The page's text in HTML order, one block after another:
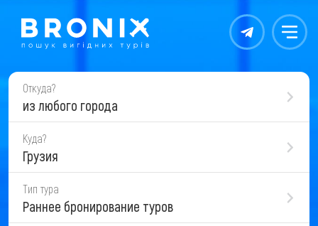
Контакты Меню
Откуда?
из любого города
Куда?
Грузия
Тип тура
Раннее бронирование туров